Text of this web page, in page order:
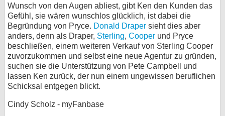
Wunsch von den Augen abliest, gibt Ken den Kunden das
Gefühl, sie wären wunschlos glücklich, ist dabei die
Begründung von Pryce. Donald Draper sieht dies aber
anders, denn als Draper, Sterling, Cooper und Pryce
beschließen, einem weiteren Verkauf von Sterling Cooper
zuvorzukommen und selbst eine neue Agentur zu gründen,
suchen sie die Unterstützung von Pete Campbell und
lassen Ken zurück, der nun einem ungewissen beruflichen
Schicksal entgegen blickt.
Cindy Scholz - myFanbase